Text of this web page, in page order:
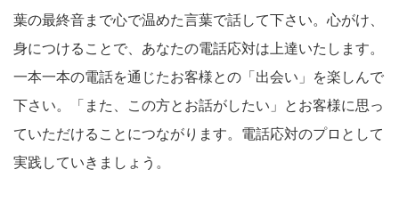
葉の最終音まで心で温めた言葉で話して下さい。心がけ、
身につけることで、あなたの電話応対は上達いたします。
一本一本の電話を通じたお客様との「出会い」を楽しんで
下さい。「また、この方とお話がしたい」とお客様に思っ
ていただけることにつながります。電話応対のプロとして
実践していきましょう。